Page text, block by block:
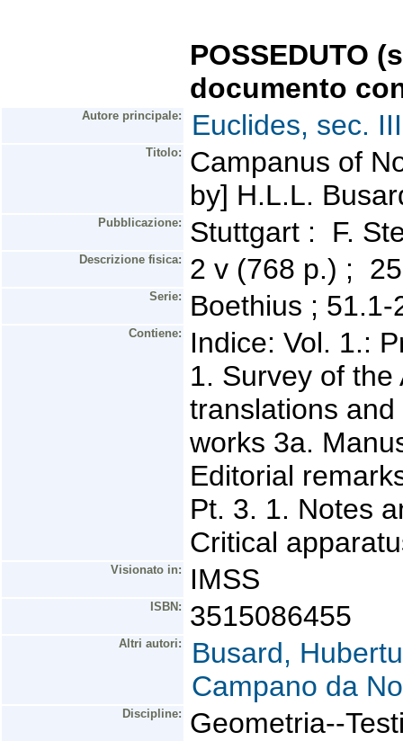
POSSEDUTO
documento
Autore principale: Euclides, sec.
Titolo:
Campanus of
by] H.L.L.
Pubblicazione: Stuttgart : F.
Descrizione fisica: 2 v (768 p.) ;
Serie: Boethius ; 51.1-
Contiene:
Indice: Vol. 1.:
1. Survey of
translations
works 3a.
Editorial
Pt. 3. 1. Notes
Critical
Visionato in: IMSS
ISBN: 3515086455
Altri autori:
Busard,
Campano da
Discipline: Geometria--